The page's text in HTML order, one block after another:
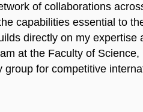
of collaborations
capabilities essential to
directly on my expertise
at the Faculty of
group for competitive